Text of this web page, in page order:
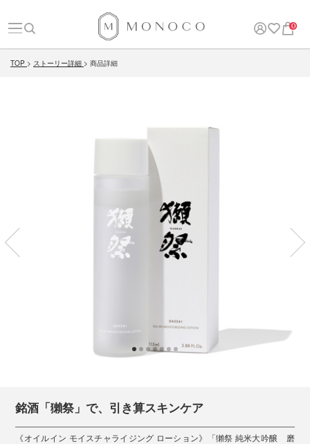
0
TOP ストーリー詳細 商品詳細
銘酒「獺祭」で、引き算スキンケア
《オイルイン モイスチャライジング ローション》「獺祭 純米大吟醸 磨